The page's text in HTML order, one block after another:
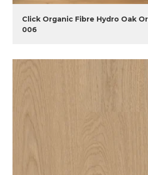
Click Organic Fibre Hydro Oak
006